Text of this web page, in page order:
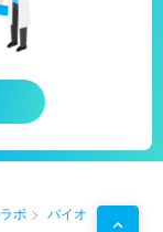
ボ バイオ